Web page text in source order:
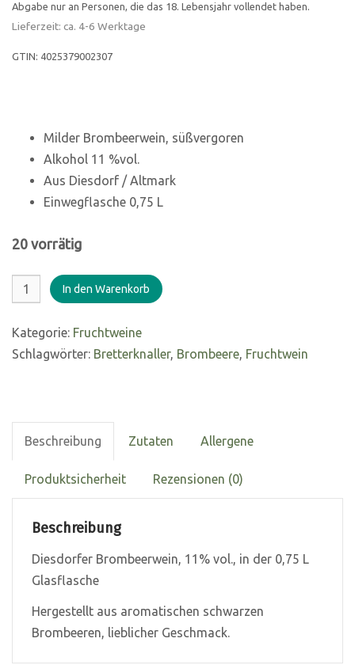
Abgabe nur an Personen, die das 18. Lebensjahr vollendet haben.
Lieferzeit: ca. 4-6 Werktage
GTIN: 4025379002307
Milder Brombeerwein, süßvergoren
Alkohol 11 %vol.
Aus Diesdorf / Altmark
Einwegflasche 0,75 L
20 vorrätig
Brombeerwein
11%
vol.
0,75
In den Warenkorb
Kategorie: Fruchtweine
Schlagwörter: Bretterknaller, Brombeere, Fruchtwein
Beschreibung Zutaten Allergene
Produktsicherheit Rezensionen (0)
Beschreibung
Diesdorfer Brombeerwein, 11% vol., in der 0,75 L
Glasflasche
Hergestellt aus aromatischen schwarzen
Brombeeren, lieblicher Geschmack.